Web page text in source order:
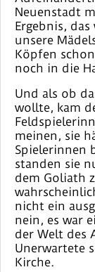
Neuenstadt
Ergebnis,
unsere
Köpfen
noch in die
Und als ob
wollte, kam
meinen, sie
Spielerinnen
standen sie
dem Goliath
nicht ein
nein, es war
der Welt des
Unerwartete
Kirche.